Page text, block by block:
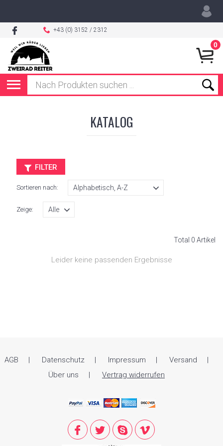
+43 (0) 3152 / 2312
0
KATALOG
FILTER
Sortieren nach:
Zeige:
Total 0 Artikel
Leider keine passenden Ergebnisse
AGB Datenschutz Impressum
Versand
Über uns
Vertrag widerrufen